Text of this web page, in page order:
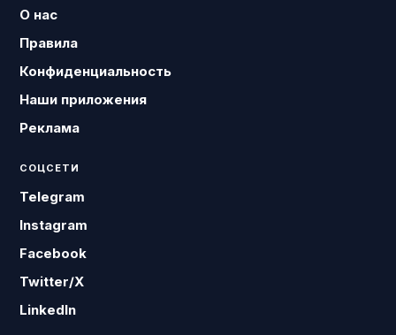
О нас
Правила
Конфиденциальность
Наши приложения
Реклама
СОЦСЕТИ
Telegram
Instagram
Facebook
Twitter/X
LinkedIn